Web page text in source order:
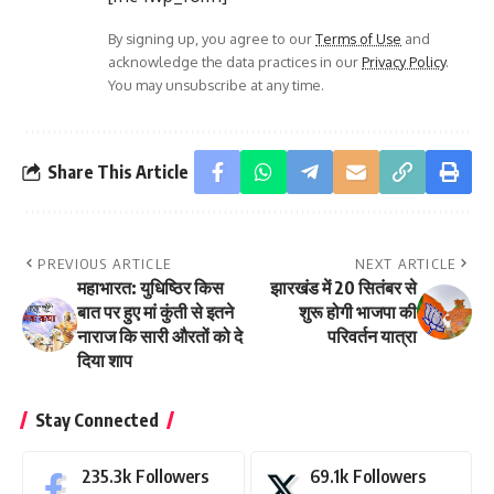
By signing up, you agree to ourTerms of Use and
acknowledge the data practices in ourPrivacy Policy.
You may unsubscribe at any time.
Share This Article
PREVIOUS ARTICLE
महाभारत: युधिष्ठिर किस
बात पर हुए मां कुंती से इतने
नाराज कि सारी औरतों को दे
दिया शाप
NEXT ARTICLE
झारखंड में 20 सितंबर से
शुरू होगी भाजपा की
परिवर्तन यात्रा
Stay Connected
235.3k Followers 69.1k Followers